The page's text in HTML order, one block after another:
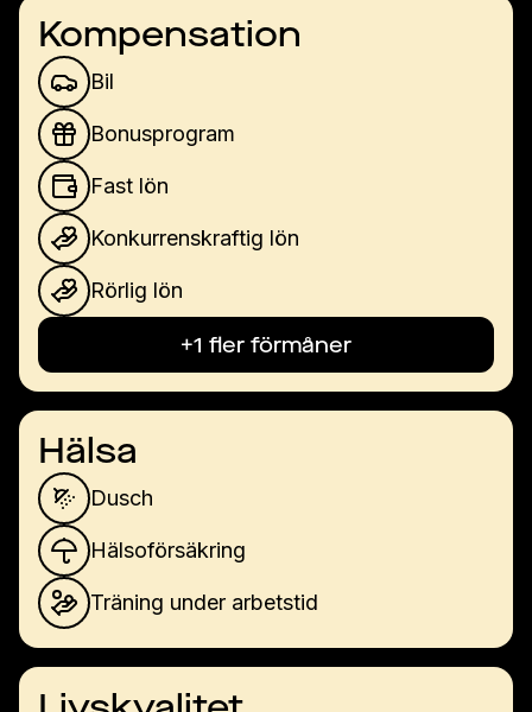
Kompensation
Bil
Bonusprogram
Fast lön
Konkurrenskraftig lön
Rörlig lön
+1 fler förmåner
Hälsa
Dusch
Hälsoförsäkring
Träning under arbetstid